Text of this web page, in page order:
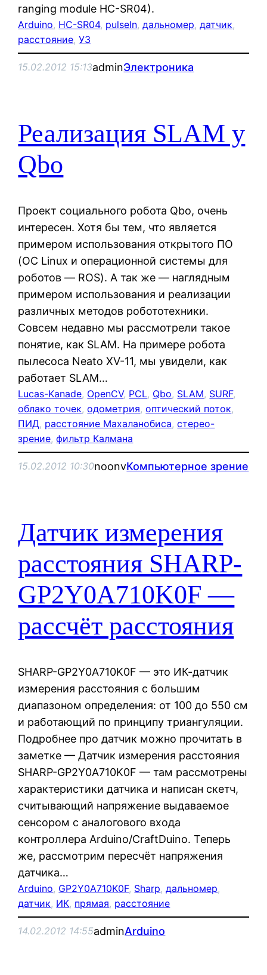
ranging module HC-SR04).
Arduino, HC-SR04, pulseIn, дальномер, датчик
расстояние, УЗ
15.02.2012 15:13adminЭлектроника
Реализация SLAM у
Qbo
Проект социального робота Qbo, очень
интересен. Хотя бы тем, что является
примером использования открытого ПО
(ОС Linux и операционной системы для
роботов — ROS). А так же — наглядным
примером использования и реализации
различных методов робототехники.
Совсем недавно мы рассмотрели такое
понятие, как SLAM. На примере робота
пылесоса Neato XV-11, мы увидели, как
работает SLAM…
Lucas-Kanade, OpenCV, PCL, Qbo, SLAM, SURF
облако точек, одометрия, оптический поток
ПИД, расстояние Махаланобиса, стерео-
зрение, фильтр Калмана
15.02.2012 10:30noonvКомпьютерное зрение
Датчик измерения
расстояния SHARP-
GP2Y0A710K0F —
рассчёт расстояния
SHARP-GP2Y0A710K0F — это ИК-датчик
измерения расстояния с большим
диапазоном определения: от 100 до 550 см
и работающий по принципу триангуляции.
Подробнее про датчик можно прочитать в
заметке — Датчик измерения расстояния
SHARP-GP2Y0A710K0F — там рассмотрены
характеристики датчика и написан скетч,
считывающий напряжение выдаваемое
сенсором с аналогового входа
контроллера Arduino/CraftDuino. Теперь
же, рассмотрим пересчёт напряжения
датчика…
Arduino, GP2Y0A710K0F, Sharp, дальномер
датчик, ИК, прямая, расстояние
14.02.2012 14:55adminArduino